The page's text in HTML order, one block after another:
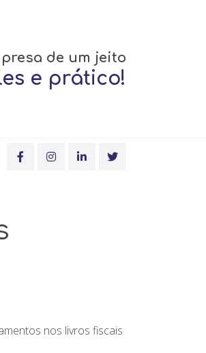
de um jeito
e prático!
nos livros fiscais